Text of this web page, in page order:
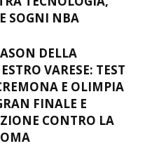
SOGNI NBA
DELLA
VARESE: TEST
E OLIMPIA
FINALE E
CONTRO LA